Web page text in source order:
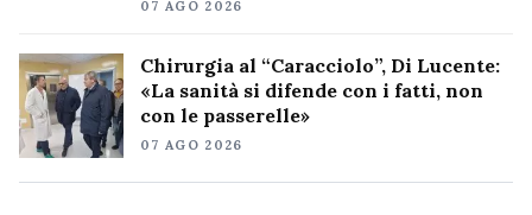
07 AGO 2026
Chirurgia al “Caracciolo”, Di Lucente:
«La sanità si difende con i fatti, non
con le passerelle»
07 AGO 2026